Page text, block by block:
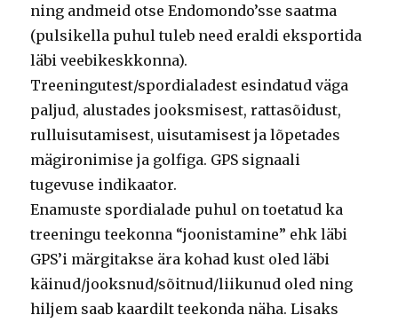
ning andmeid otse Endomondo’sse saatma
(pulsikella puhul tuleb need eraldi eksportida
läbi veebikeskkonna).
Treeningutest/spordialadest esindatud väga
paljud, alustades jooksmisest, rattasõidust,
rulluisutamisest, uisutamisest ja lõpetades
mägironimise ja golfiga. GPS signaali
tugevuse indikaator.
Enamuste spordialade puhul on toetatud ka
treeningu teekonna “joonistamine” ehk läbi
GPS’i märgitakse ära kohad kust oled läbi
käinud/jooksnud/sõitnud/liikunud oled ning
hiljem saab kaardilt teekonda näha. Lisaks